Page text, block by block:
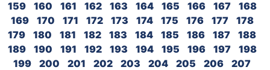
159
160 161 162 163 164 165 166 167
168
169
170 171 172 173 174 175 176 177
178
179
180 181 182 183 184 185 186 187
188
189
190 191 192 193 194 195 196 197
198
199
200 201 202 203 204 205 206
207